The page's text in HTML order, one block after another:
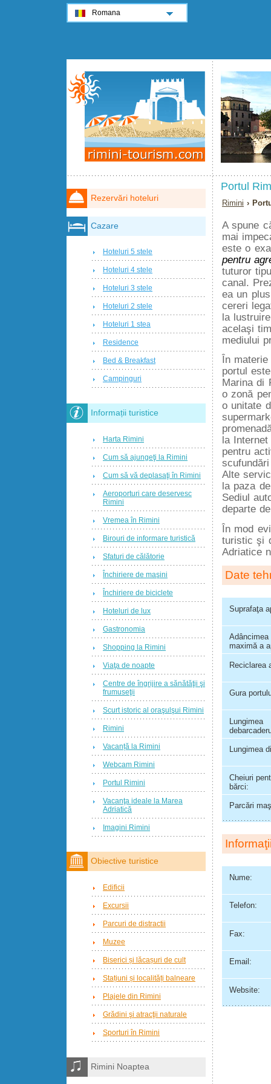
Portul
Rimini ›
A spune
mai
este o
pentru
tuturor
canal.
ea un
cereri
la
acelaşi
mediului
În
portul
Marina di
o zonă
o unitate
la
pentru
Alte
la paza
Sediul
departe
În mod
turistic şi
Adriatice
Date
Suprafaţa
Adâncimea
maximă a
Reciclarea
Gura
Lungimea
Lungimea
Cheiuri
bărci:
Parcări
Nume:
Telefon:
Fax:
Email:
Website:
Rezervări hoteluri
Cazare
Hoteluri 5 stele
Hoteluri 4 stele
Hoteluri 3 stele
Hoteluri 2 stele
Hoteluri 1 stea
Residence
Bed & Breakfast
Campinguri
Informații turistice
Harta Rimini
Cum să ajungeţi la Rimini
Cum să vă deplasaţi în Rimini
Aeroporturi care deservesc
Rimini
Vremea în Rimini
Birouri de informare turistică
Sfaturi de călătorie
Închiriere de maşini
Închiriere de biciclete
Hoteluri de lux
Gastronomia
Shopping la Rimini
Viaţa de noapte
Centre de îngrijire a sănătăţii şi
frumuseţii
Scurt istoric al oraşulşui Rimini
Rimini
Vacanță la Rimini
Webcam Rimini
Portul Rimini
Vacanţa ideale la Marea
Adriatică
Imagini Rimini
Obiective turistice
Edificii
Excursii
Parcuri de distractii
Muzee
Biserici și lăcașuri de cult
Stațiuni și localități balneare
Plajele din Rimini
Grădini şi atracţii naturale
Sporturi în Rimini
Rimini Noaptea
Romana